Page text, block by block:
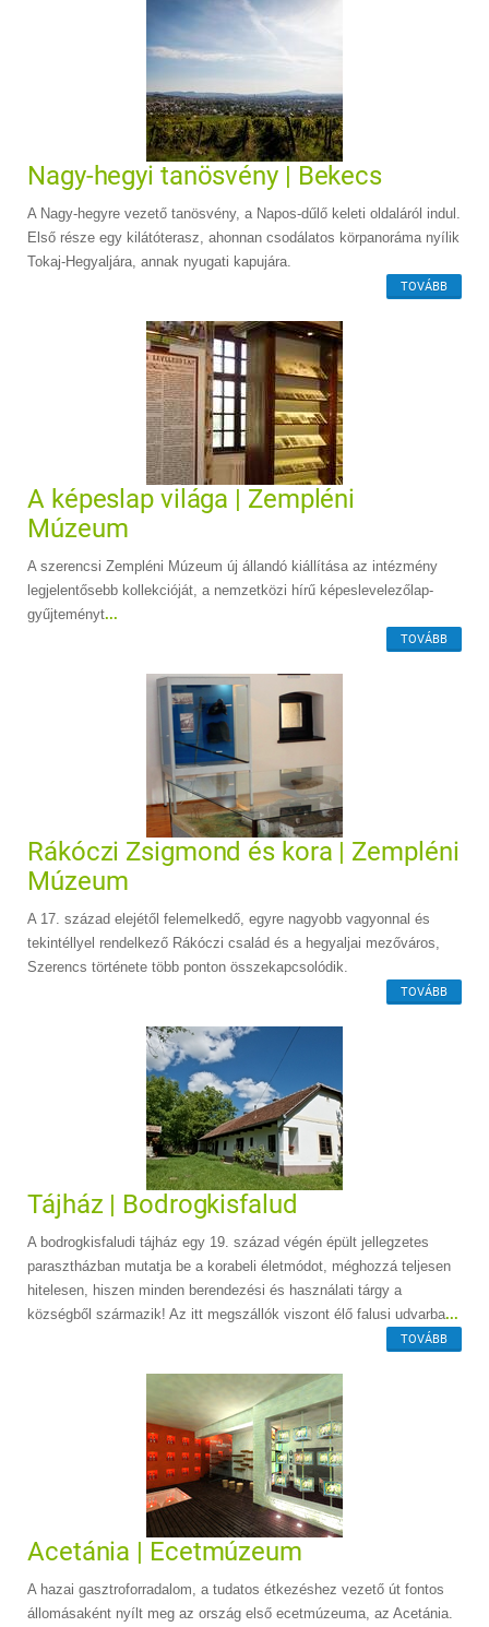
Nagy-hegyi tanösvény | Bekecs
A Nagy-hegyre vezető tanösvény, a Napos-dűlő keleti oldaláról indul.
Első része egy kilátóterasz, ahonnan csodálatos körpanoráma nyílik
Tokaj-Hegyaljára, annak nyugati kapujára.
TOVÁBB
A képeslap világa | Zempléni
Múzeum
A szerencsi Zempléni Múzeum új állandó kiállítása az intézmény
legjelentősebb kollekcióját, a nemzetközi hírű képeslevelezőlap-
gyűjteményt...
TOVÁBB
Rákóczi Zsigmond és kora | Zempléni
Múzeum
A 17. század elejétől felemelkedő, egyre nagyobb vagyonnal és
tekintéllyel rendelkező Rákóczi család és a hegyaljai mezőváros,
Szerencs története több ponton összekapcsolódik.
TOVÁBB
Tájház | Bodrogkisfalud
A bodrogkisfaludi tájház egy 19. század végén épült jellegzetes
parasztházban mutatja be a korabeli életmódot, méghozzá teljesen
hitelesen, hiszen minden berendezési és használati tárgy a
községből származik! Az itt megszállók viszont élő falusi udvarba...
TOVÁBB
Acetánia | Ecetmúzeum
A hazai gasztroforradalom, a tudatos étkezéshez vezető út fontos
állomásaként nyílt meg az ország első ecetmúzeuma, az Acetánia.